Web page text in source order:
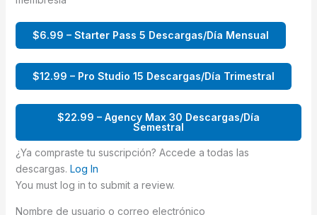
$6.99 – Starter Pass 5 Descargas/Día Mensual
$12.99 – Pro Studio 15 Descargas/Día Trimestral
$22.99 – Agency Max 30 Descargas/Día
Semestral
¿Ya compraste tu suscripción? Accede a todas las
descargas. Log In
You must log in to submit a review.
Nombre de usuario o correo electrónico